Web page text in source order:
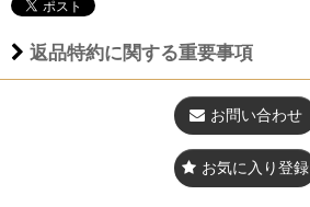
返品特約に関する重要事項
お問い合わせ
お気に入り登録